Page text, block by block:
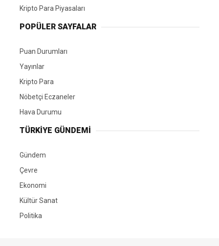
Kripto Para Piyasaları
POPÜLER SAYFALAR
Puan Durumları
Yayınlar
Kripto Para
Nöbetçi Eczaneler
Hava Durumu
TÜRKIYE GÜNDEMI
Gündem
Çevre
Ekonomi
Kültür Sanat
Politika